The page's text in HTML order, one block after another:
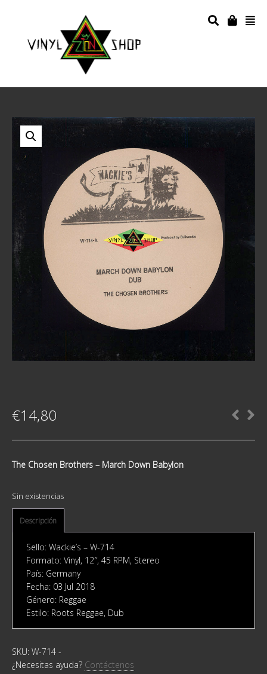
€14,80
The Chosen Brothers ‎– March Down Babylon
Sin existencias
Descripción
Sello: Wackie’s ‎– W-714
Formato: Vinyl, 12″, 45 RPM, Stereo
País: Germany
Fecha: 03 Jul 2018
Género: Reggae
Estilo: Roots Reggae, Dub
SKU: W-714 -
¿Necesitas ayuda? Contáctenos